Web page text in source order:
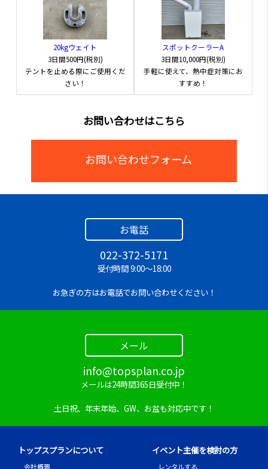
20kgウェイト
3日間500円(税別)
テントを止める際にご使用くだ
さい！
スポットクーラーA
3日間10,000円(税別)
手軽に使えて、熱中症対策にお
すすめ！
お問い合わせはこちら
お問い合わせフォーム
お電話
022-372-5171
受付時間 9:00～18:00
お急ぎの方はお電話でお問い合わせください！
メール
info@topsplan.co.jp
メールは24時間365日受付中！
土日祝、年末年始、GW、お盆も対応中です！
トップスプランについて
会社概要
イベント主催を検討の方
レンタルする